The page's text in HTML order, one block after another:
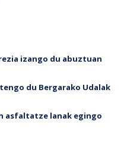
izango du abuztuan
du Bergarako Udalak
asfaltatze lanak egingo